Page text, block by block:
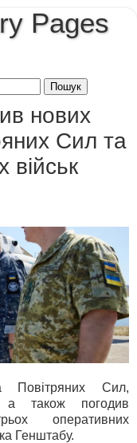
Pages
нових
Сил та
Повітряних Сил,
а також погодив
оперативних
Генштабу.